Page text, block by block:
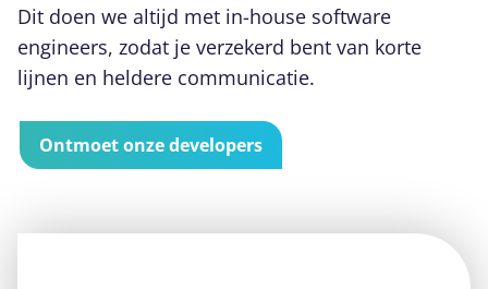
Dit doen we altijd met in-house software
engineers, zodat je verzekerd bent van korte
lijnen en heldere communicatie.
Ontmoet onze developers